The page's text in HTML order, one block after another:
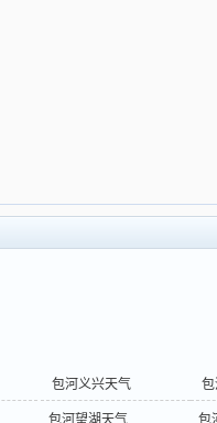
包河义兴天气
包河望湖天气 包